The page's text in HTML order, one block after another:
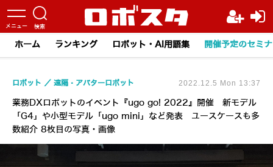
ホーム ランキング ロボット・AI用語集 開催予定のセミ
業務DXロボットのイベント『ugo go! 2022』開催 新モデル
「G4」や小型モデル「ugo mini」など発表 ユースケースも多
数紹介 8枚目の写真・画像
ロボット 遠隔・アバターロボット 2022.12.5 Mon 13:37